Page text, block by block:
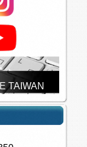
TAIWAN